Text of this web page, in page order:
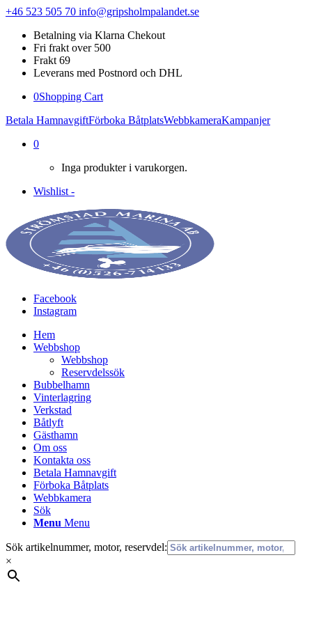
+46 523 505 70 info@gripsholmpalandet.se
Betalning via Klarna Chekout
Fri frakt over 500
Frakt 69
Leverans med Postnord och DHL
0Shopping Cart
Betala HamnavgiftFörboka BåtplatsWebbkameraKampanjer
0
Inga produkter i varukorgen.
Wishlist -
Facebook
Instagram
Hem
Webbshop
Webbshop
Reservdelssök
Bubbelhamn
Vinterlagring
Verkstad
Båtlyft
Gästhamn
Om oss
Kontakta oss
Betala Hamnavgift
Förboka Båtplats
Webbkamera
Sök
Menu Menu
Sök artikelnummer, motor, reservdel:
×